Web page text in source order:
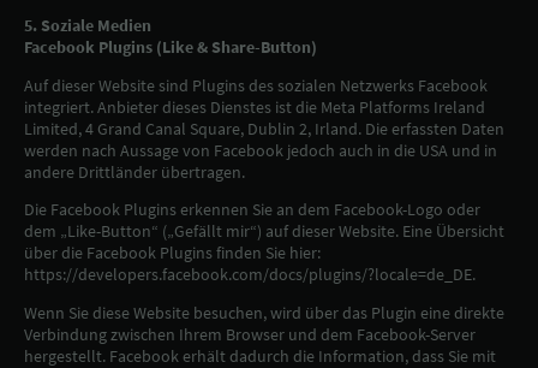
5. Soziale Medien
Facebook Plugins (Like & Share-Button)
Auf dieser Website sind Plugins des sozialen Netzwerks Facebook
integriert. Anbieter dieses Dienstes ist die Meta Platforms Ireland
Limited, 4 Grand Canal Square, Dublin 2, Irland. Die erfassten Daten
werden nach Aussage von Facebook jedoch auch in die USA und in
andere Drittländer übertragen.
Die Facebook Plugins erkennen Sie an dem Facebook-Logo oder
dem „Like-Button“ („Gefällt mir“) auf dieser Website. Eine Übersicht
über die Facebook Plugins finden Sie hier:
https://developers.facebook.com/docs/plugins/?locale=de_DE.
Wenn Sie diese Website besuchen, wird über das Plugin eine direkte
Verbindung zwischen Ihrem Browser und dem Facebook-Server
hergestellt. Facebook erhält dadurch die Information, dass Sie mit